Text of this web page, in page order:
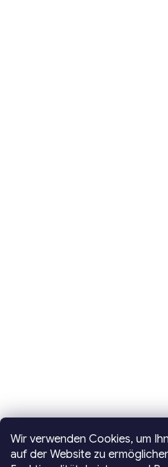
Wir verwenden Cookies, um
auf der Website zu